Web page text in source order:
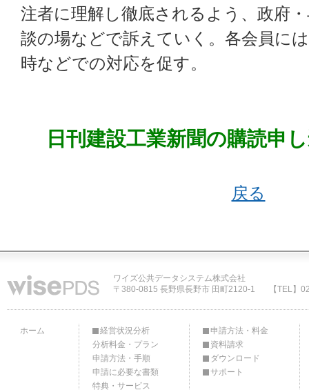
注者に理解し徹底されるよう、政府
談の場などで訴えていく。各会員に
時などでの対応を促す。
日刊建設工業新聞の購読申
戻る
ワイズ公共データシステム株式会社
〒380-0815 長野県長野市 田町2120-1
【TEL】
ホーム
経営状況分析
分析料金・プラン
申請方法・手順
申請に必要な書類
特典・サービス
申請方法・料金
資料請求
ダウンロード
サポート